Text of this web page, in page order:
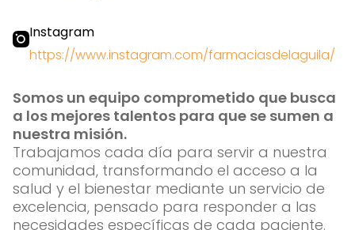
Somos un equipo comprometido que busca
a los mejores talentos para que se sumen a
nuestra misión.
Trabajamos cada día para servir a nuestra
comunidad, transformando el acceso a la
salud y el bienestar mediante un servicio de
excelencia, pensado para responder a las
necesidades específicas de cada paciente.
Instagram
https://www.instagram.com/farmaciasdelaguila/